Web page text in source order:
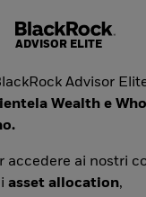
Advisor
Wealth e
accedere ai nostri
asset allocation,